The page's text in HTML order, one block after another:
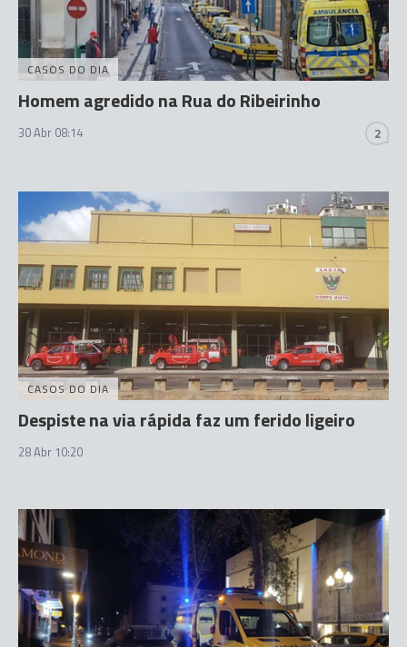
CASOS DO DIA
Homem agredido na Rua do Ribeirinho
30 Abr 08:14 2
CASOS DO DIA
Despiste na via rápida faz um ferido ligeiro
28 Abr 10:20